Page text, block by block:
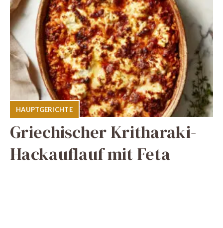
HAUPTGERICHTE
Griechischer Kritharaki-
Hackauflauf mit Feta